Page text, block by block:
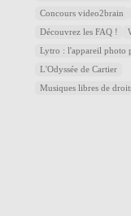
Concours video2brain
Découvrez les FAQ !
Lytro : l'appareil photo
L'Odyssée de Cartier
Musiques libres de